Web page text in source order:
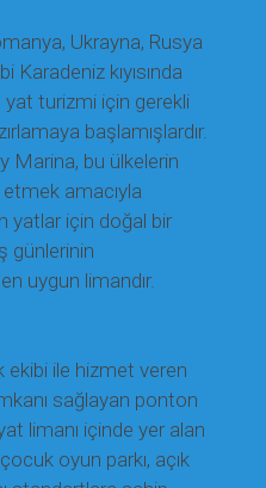
Ukrayna, Rusya
Karadeniz kıyısında
yat turizmi için gerekli
başlamışlardır.
Marina, bu ülkelerin
etmek amacıyla
yatlar için doğal bir
günlerinin
uygun limandır.
ekibi ile hizmet veren
sağlayan ponton
limanı içinde yer alan
oyun parkı, açık